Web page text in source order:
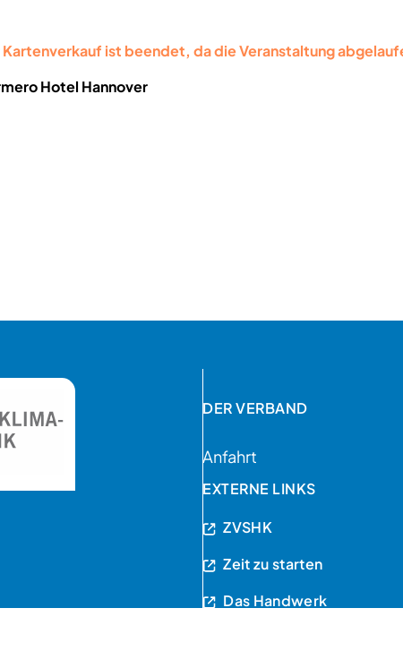
Kartenverkauf ist beendet, da die Veranstaltung
Hotel Hannover
DER VERBAND
Anfahrt
EXTERNE LINKS
ZVSHK
Zeit zu starten
Das Handwerk